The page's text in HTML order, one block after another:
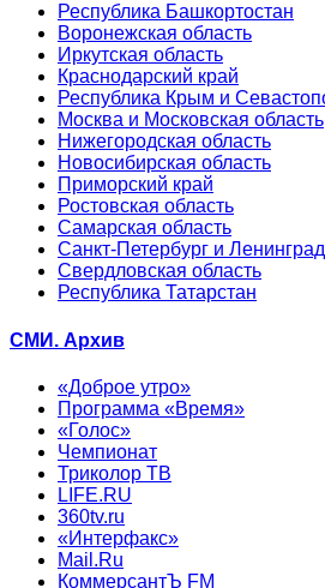
Республика Башкортостан
Воронежская область
Иркутская область
Краснодарский край
Республика Крым и
Москва и Московская область
Нижегородская область
Новосибирская область
Приморский край
Ростовская область
Самарская область
Санкт-Петербург и
Свердловская область
Республика Татарстан
СМИ. Архив
«Доброе утро»
Программа «Время»
«Голос»
Чемпионат
Триколор ТВ
LIFE.RU
360tv.ru
«Интерфакс»
Mail.Ru
КоммерсантЪ FM